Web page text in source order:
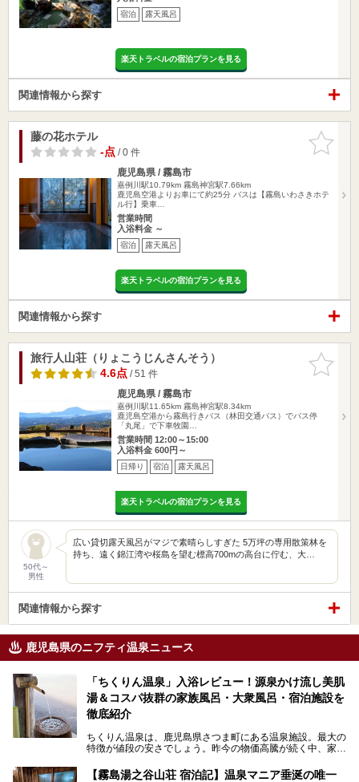
宿泊 露天風呂
楽天トラベルの宿泊プランを見る
関連情報から探す
お気に入
りに追加
藤の花ホテル
-点/ 0 件
鹿児島県 / 霧島市
嘉例川駅10.79km 霧島神宮駅7.66km
鹿児島空港よりお車にて約25分 バスは【霧島いわさきホテ
ル行】乗車…
営業時間
入浴料金 ～
宿泊 露天風呂
楽天トラベルの宿泊プランを見る
関連情報から探す
お気に入
りに追加
旅行人山荘（りょこうじんさんそう）
4.6点/ 51 件
鹿児島県 / 霧島市
嘉例川駅11.65km 霧島神宮駅8.34km
鹿児島空港から霧島行きバス（林田交通バス）でバス停
「丸尾」で下車牧園…
営業時間 12:00～15:00
入浴料金 600円～
日帰り 宿泊 露天風呂
楽天トラベルの宿泊プランを見る
50代～
男性
広い貸切露天風呂がマジで素晴らしすぎた 5万坪の専用散策林を
持ち、遠く錦江湾や桜島を望む標高700mの高台に佇む、大…
関連情報から探す
鹿児島県のニフティ温泉ニュース
「ちくりん温泉」入浴レビュー！源泉かけ流し美肌
湯＆コスパ抜群の家族風呂・大衆風呂・宿泊施設を
徹底紹介
ちくりん温泉は、鹿児島県さつま町にある温泉施設。最大の
特徴が値段の安さでしょう。昨今の物価高騰が続く中、家族
4,000円～、と驚くべき価格を維持。
【霧島湯之谷山荘 宿泊記】温泉マニア垂涎の唯一